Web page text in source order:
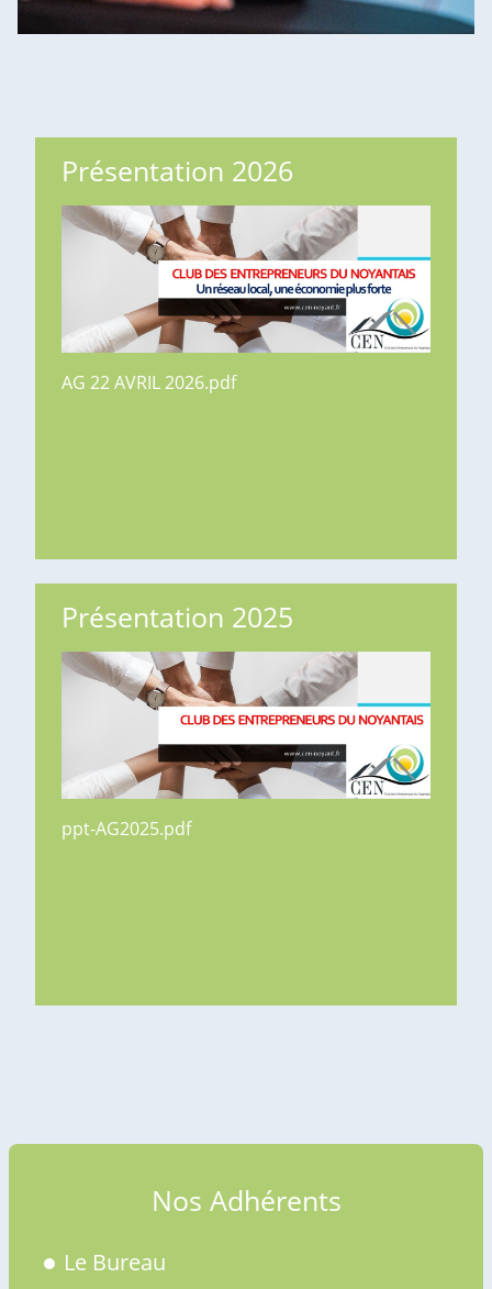
Nos Adhérents
Le Bureau
Présentation 2026
AG 22 AVRIL 2026.pdf
Lire la suite
Présentation 2025
ppt-AG2025.pdf